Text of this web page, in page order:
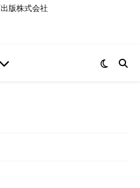
版株式会社